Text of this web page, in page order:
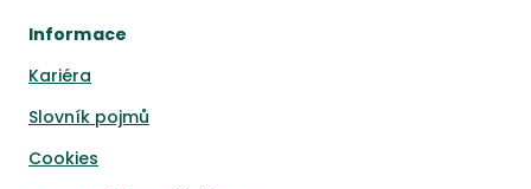
Informace
Kariéra
Slovník pojmů
Cookies